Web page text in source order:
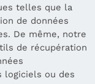
telles que la
de données
De même, notre
de récupération
logiciels ou des